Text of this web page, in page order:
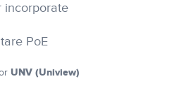
incorporate
PoE
UNV (Uniview)